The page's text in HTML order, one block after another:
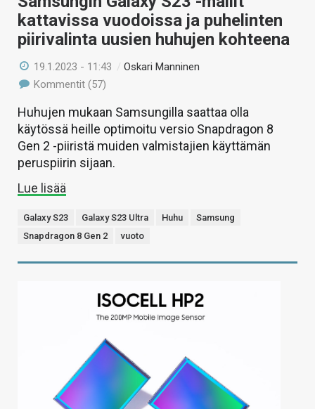
kattavissa vuodoissa ja puhelinten
piirivalinta uusien huhujen kohteena
19.1.2023 - 11:43 /Oskari Manninen
Kommentit (57)
Huhujen mukaan Samsungilla saattaa olla
käytössä heille optimoitu versio Snapdragon 8
Gen 2 -piiristä muiden valmistajien käyttämän
peruspiirin sijaan.
Lue lisää
Galaxy S23 Galaxy S23 Ultra Huhu
Samsung
Snapdragon 8 Gen 2
vuoto